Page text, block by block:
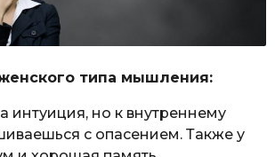
типа мышления:
интуиция, но к внутреннему
с опасением. Также у